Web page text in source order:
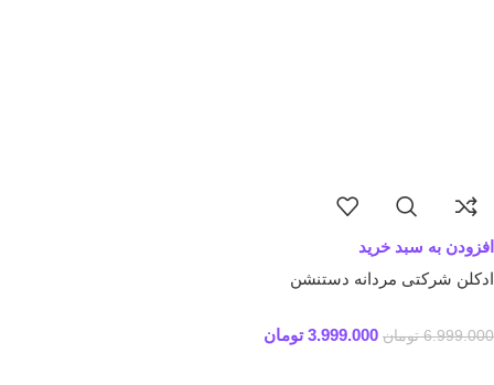
افزودن به سبد خرید
ادکلن شرکتی مردانه دستنشن
6.999.000 تومان 3.999.000 تومان